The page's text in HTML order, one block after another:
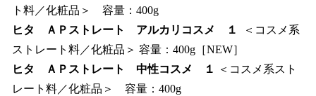
ト料／化粧品＞ 容量：400g
ヒタ ＡＰストレート アルカリコスメ １
＜コスメ系
ストレート料／化粧品＞ 容量：400g［NEW］
ヒタ ＡＰストレート 中性コスメ １
＜コスメ系スト
レート料／化粧品＞ 容量：400g